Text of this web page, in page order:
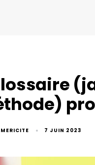
7 JUIN 2023